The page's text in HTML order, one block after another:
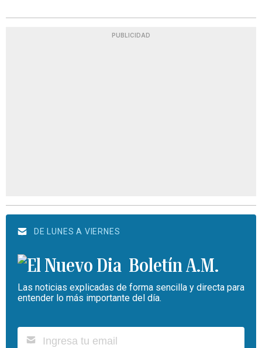
PUBLICIDAD
DE LUNES A VIERNES
Boletín A.M.
Las noticias explicadas de forma sencilla y directa para
entender lo más importante del día.